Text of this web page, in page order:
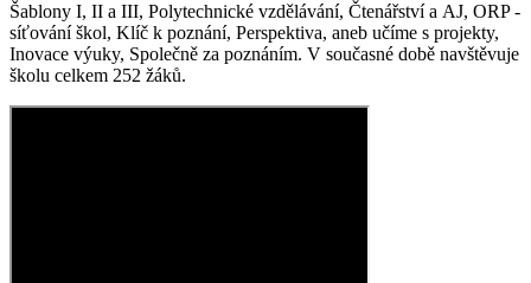
Šablony I, II a III, Polytechnické vzdělávání, Čtenářství a AJ, ORP -
síťování škol, Klíč k poznání, Perspektiva, aneb učíme s projekty,
Inovace výuky, Společně za poznáním. V současné době navštěvuje
školu celkem 252 žáků.